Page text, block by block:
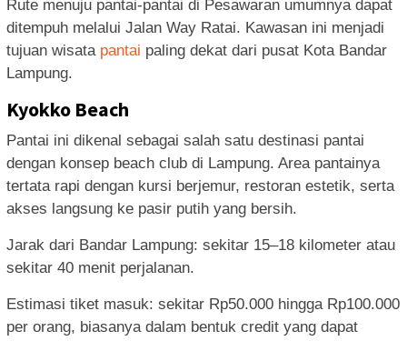
Rute menuju pantai-pantai di Pesawaran umumnya dapat
ditempuh melalui Jalan Way Ratai. Kawasan ini menjadi
tujuan wisata pantai paling dekat dari pusat Kota Bandar
Lampung.
Kyokko Beach
Pantai ini dikenal sebagai salah satu destinasi pantai
dengan konsep beach club di Lampung. Area pantainya
tertata rapi dengan kursi berjemur, restoran estetik, serta
akses langsung ke pasir putih yang bersih.
Jarak dari Bandar Lampung: sekitar 15–18 kilometer atau
sekitar 40 menit perjalanan.
Estimasi tiket masuk: sekitar Rp50.000 hingga Rp100.000
per orang, biasanya dalam bentuk credit yang dapat